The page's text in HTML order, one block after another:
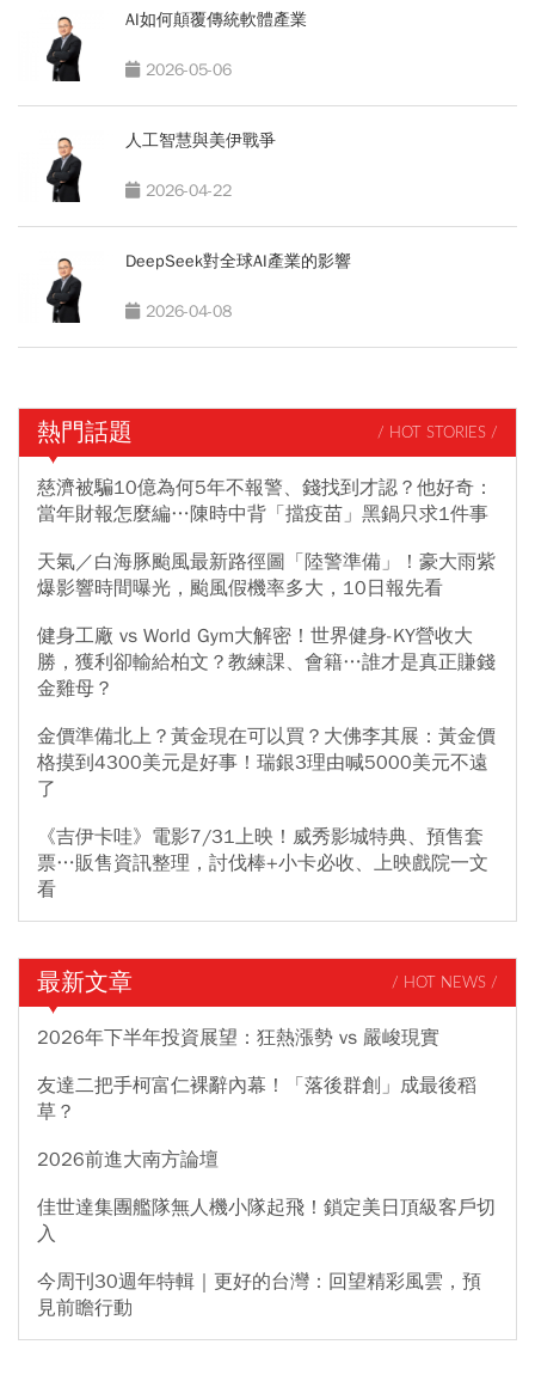
AI如何顛覆傳統軟體產業
2026-05-06
人工智慧與美伊戰爭
2026-04-22
DeepSeek對全球AI產業的影響
2026-04-08
熱門話題 / HOT STORIES /
慈濟被騙10億為何5年不報警、錢找到才認？他好奇：
當年財報怎麼編…陳時中背「擋疫苗」黑鍋只求1件事
天氣／白海豚颱風最新路徑圖「陸警準備」！豪大雨紫
爆影響時間曝光，颱風假機率多大，10日報先看
健身工廠 vs World Gym大解密！世界健身-KY營收大
勝，獲利卻輸給柏文？教練課、會籍…誰才是真正賺錢
金雞母？
金價準備北上？黃金現在可以買？大佛李其展：黃金價
格摸到4300美元是好事！瑞銀3理由喊5000美元不遠
了
《吉伊卡哇》電影7/31上映！威秀影城特典、預售套
票…販售資訊整理，討伐棒+小卡必收、上映戲院一文
看
最新文章 / HOT NEWS /
2026年下半年投資展望：狂熱漲勢 vs 嚴峻現實
友達二把手柯富仁裸辭內幕！「落後群創」成最後稻
草？
2026前進大南方論壇
佳世達集團艦隊無人機小隊起飛！鎖定美日頂級客戶切
入
今周刊30週年特輯｜更好的台灣：回望精彩風雲，預
見前瞻行動